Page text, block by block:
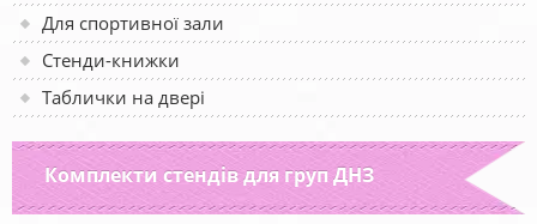
Для спортивної зали
Стенди-книжки
Таблички на двері
Комплекти стендів для груп ДНЗ